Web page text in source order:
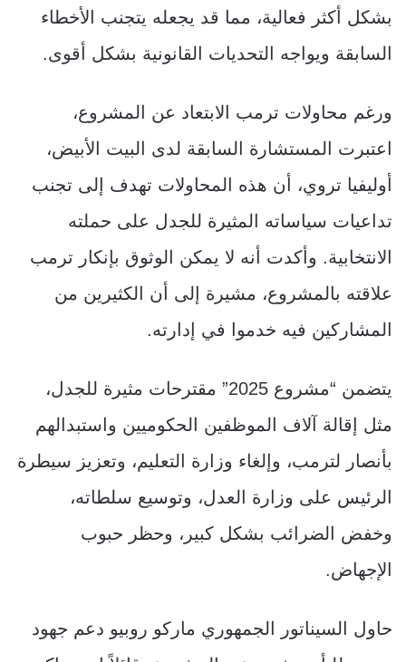
بشكل أكثر فعالية، مما قد يجعله يتجنب الأخطاء
السابقة ويواجه التحديات القانونية بشكل أقوى.
ورغم محاولات ترمب الابتعاد عن المشروع،
اعتبرت المستشارة السابقة لدى البيت الأبيض،
أوليفيا تروي، أن هذه المحاولات تهدف إلى تجنب
تداعيات سياساته المثيرة للجدل على حملته
الانتخابية. وأكدت أنه لا يمكن الوثوق بإنكار ترمب
علاقته بالمشروع، مشيرة إلى أن الكثيرين من
المشاركين فيه خدموا في إدارته.
يتضمن “مشروع 2025” مقترحات مثيرة للجدل،
مثل إقالة آلاف الموظفين الحكوميين واستبدالهم
بأنصار لترمب، وإلغاء وزارة التعليم، وتعزيز سيطرة
الرئيس على وزارة العدل، وتوسيع سلطاته،
وخفض الضرائب بشكل كبير، وحظر حبوب
الإجهاض.
حاول السيناتور الجمهوري ماركو روبيو دعم جهود